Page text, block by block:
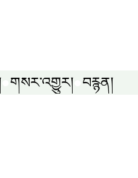
གསར་འགྱུར། བརྙན།